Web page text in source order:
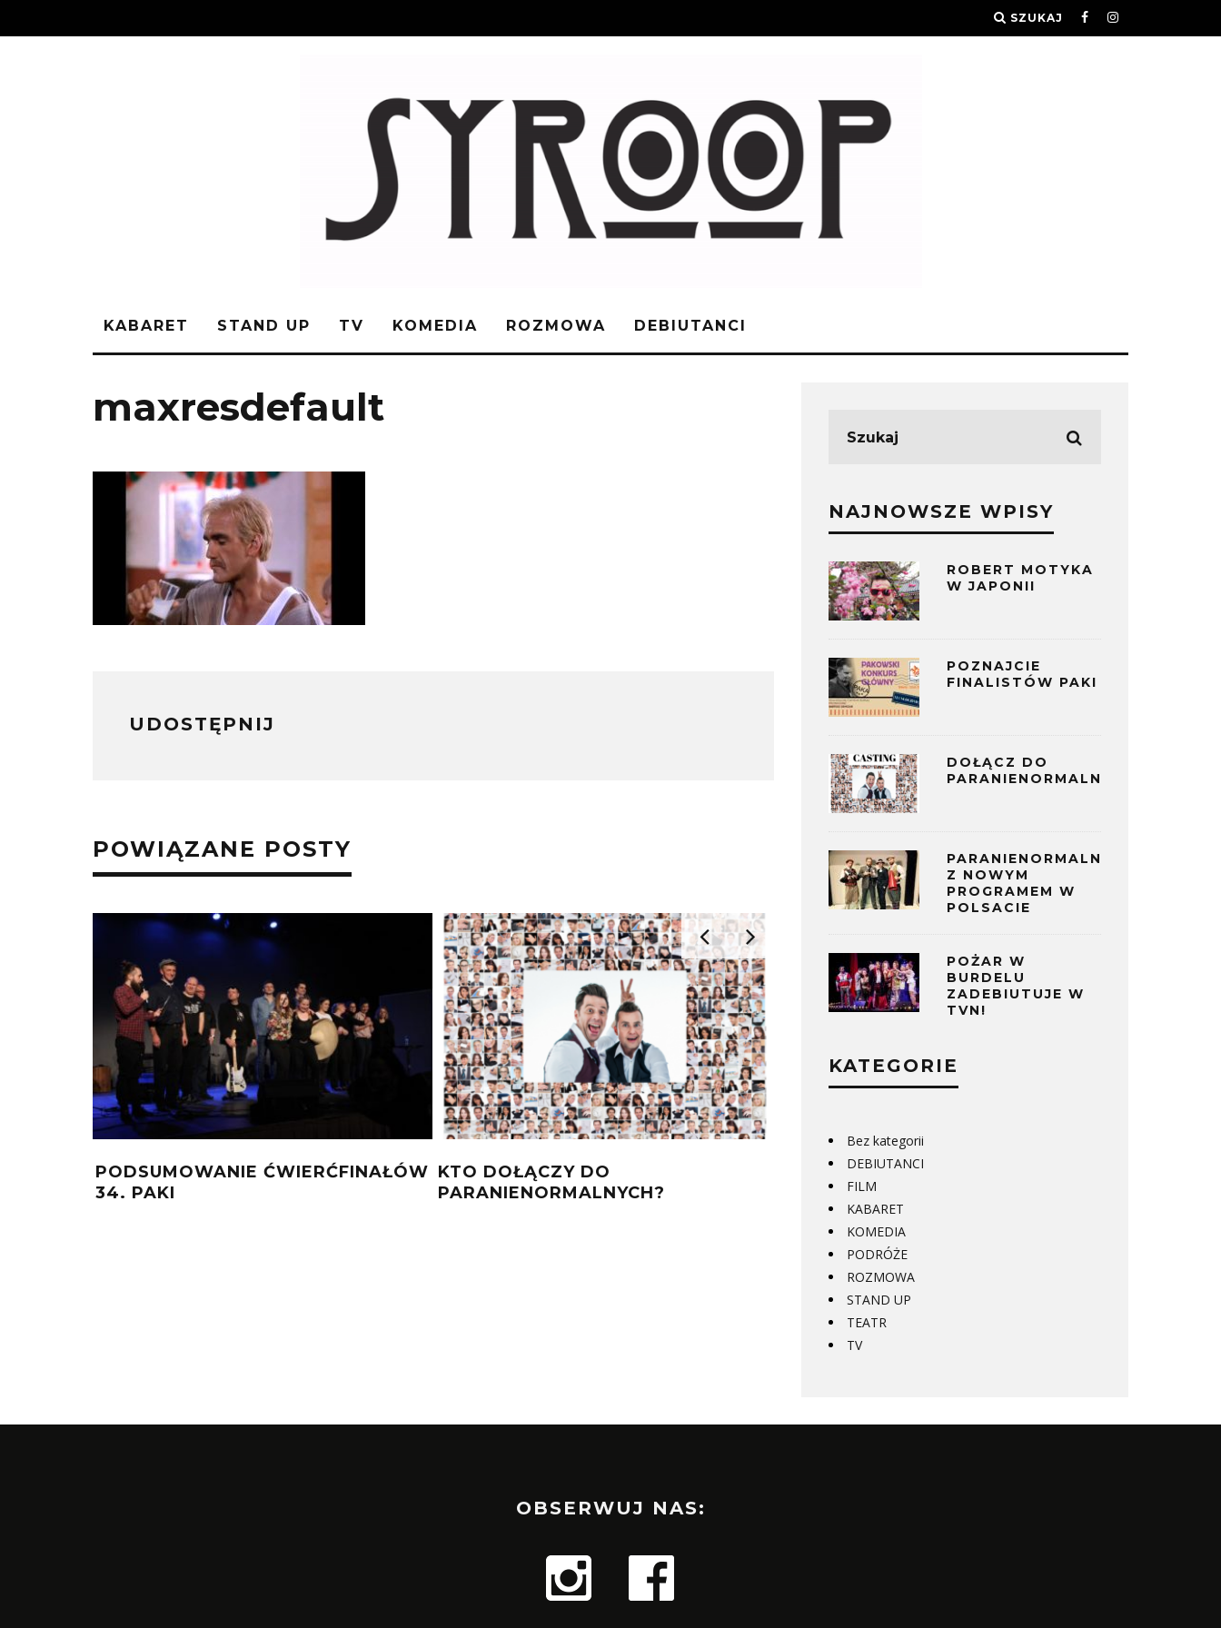
SZUKAJ
KABARET STAND UP TV KOMEDIA ROZMOWA DEBIUTANCI
maxresdefault
UDOSTĘPNIJ
POWIĄZANE POSTY
PODSUMOWANIE ĆWIERĆFINAŁÓW
34. PAKI
KTO DOŁĄCZY DO
PARANIENORMALNYCH?
JULIA ROBERTS ODTWARZA
SWOJE SŁYNNE ROLE. WIDEO Z
JAMESEM CORDENEM!
NAJNOWSZE WPISY
ROBERT MOTYKA
W JAPONII
POZNAJCIE
FINALISTÓW PAKI
DOŁĄCZ DO
PARANIENORMALNYCH!
PARANIENORMALNI
Z NOWYM
PROGRAMEM W
POLSACIE
POŻAR W
BURDELU
ZADEBIUTUJE W
TVN!
KATEGORIE
Bez kategorii
DEBIUTANCI
FILM
KABARET
KOMEDIA
PODRÓŻE
ROZMOWA
STAND UP
TEATR
TV
OBSERWUJ NAS: